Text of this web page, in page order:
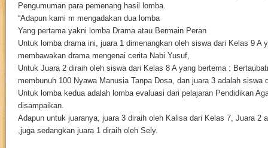
Pengumuman para pemenang hasil lomba.
“Adapun kami m mengadakan dua lomba
Yang pertama yakni lomba Drama atau Bermain Peran
Untuk lomba drama ini, juara 1 dimenangkan oleh siswa dari Kelas 9 A
membawakan drama mengenai cerita Nabi Yusuf,
Untuk Juara 2 diraih oleh siswa dari Kelas 8 A yang bertema :
membunuh 100 Nyawa Manusia Tanpa Dosa, dan juara 3 adalah siswa
Untuk lomba kedua adalah lomba evaluasi dari pelajaran Pendidikan
disampaikan.
Adapun untuk juaranya, juara 3 diraih oleh Kalisa dari Kelas 7, Juara 2
,juga sedangkan juara 1 diraih oleh Sely.